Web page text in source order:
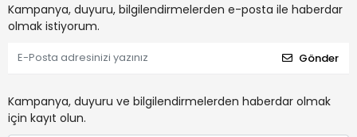
Kampanya, duyuru, bilgilendirmelerden e-posta ile haberdar
olmak istiyorum.
Gönder
Kampanya, duyuru ve bilgilendirmelerden haberdar olmak
için kayıt olun.